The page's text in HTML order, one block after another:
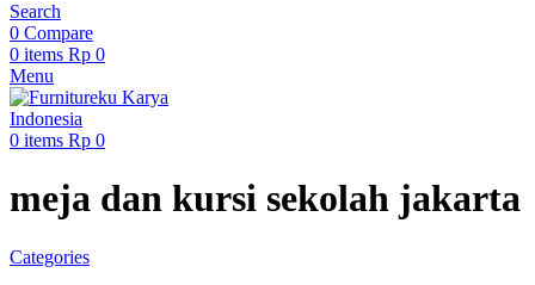
Search
0 Compare
0 items Rp 0
Menu
0 items Rp 0
meja dan kursi sekolah jakarta
Categories